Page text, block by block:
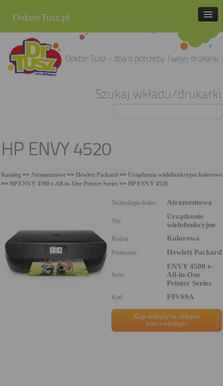
DoktorTusz.pl
tel. 857 337 337
Strona główna
Sklep internetowy
Szukaj wkładu/drukarki:
HP ENVY 4520
Katalog >> Atramentowe >> Hewlett Packard >> Urządzenia wielofunkcyjne kolorowe
>> HP ENVY 4500 e-All-in-One Printer Series >> HP ENVY 4520
Technologia druku: Atramentowa
Typ:
Urządzenie
wielofunkcyjne
Rodzaj: Kolorowa
Producent: Hewlett Packard
Seria:
ENVY 4500 e-
All-in-One
Printer Series
Kod: F0V69A
Kup wkłady w sklepie
internetowym